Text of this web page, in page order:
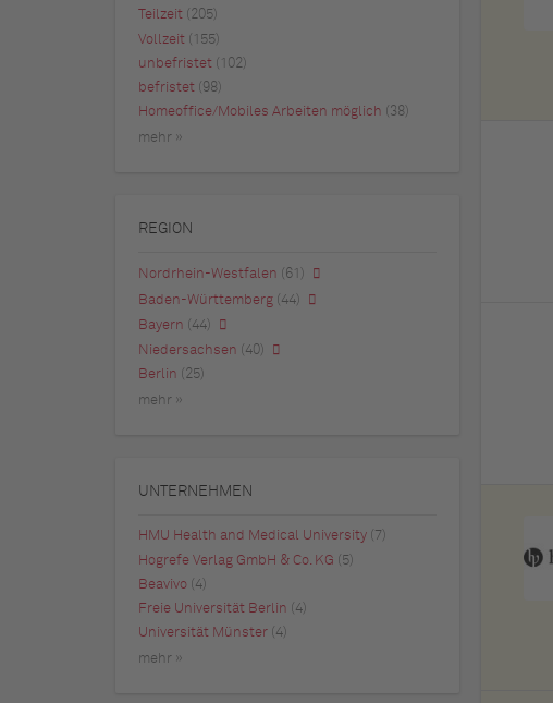
Teilzeit
(205)
Vollzeit (155)
unbefristet (102)
befristet (98)
Homeoffice/Mobiles Arbeiten möglich
(38)
mehr »
REGION
Nordrhein-Westfalen
(61)
Baden-Württemberg (44)
Bayern (44)
Niedersachsen (40)
Berlin
(25)
mehr »
UNTERNEHMEN
HMU Health and Medical University
(7)
Hogrefe Verlag GmbH & Co. KG (5)
Beavivo (4)
Freie Universität Berlin (4)
Universität Münster
(4)
mehr »